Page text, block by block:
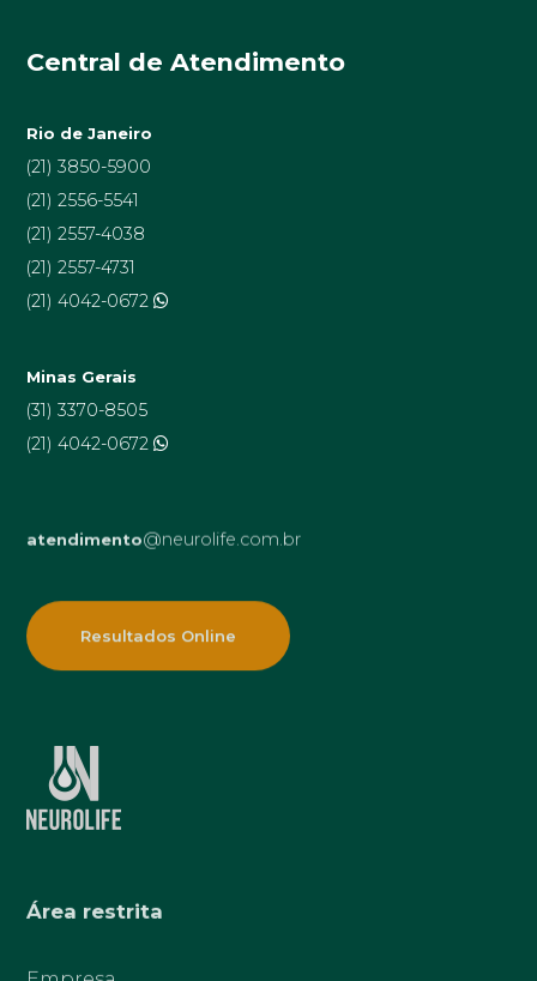
Área restrita
Central de Atendimento
Rio de Janeiro
(21) 3850-5900
(21) 2556-5541
(21) 2557-4038
(21) 2557-4731
(21) 4042-0672
Minas Gerais
(31) 3370-8505
(21) 4042-0672
atendimento@neurolife.com.br